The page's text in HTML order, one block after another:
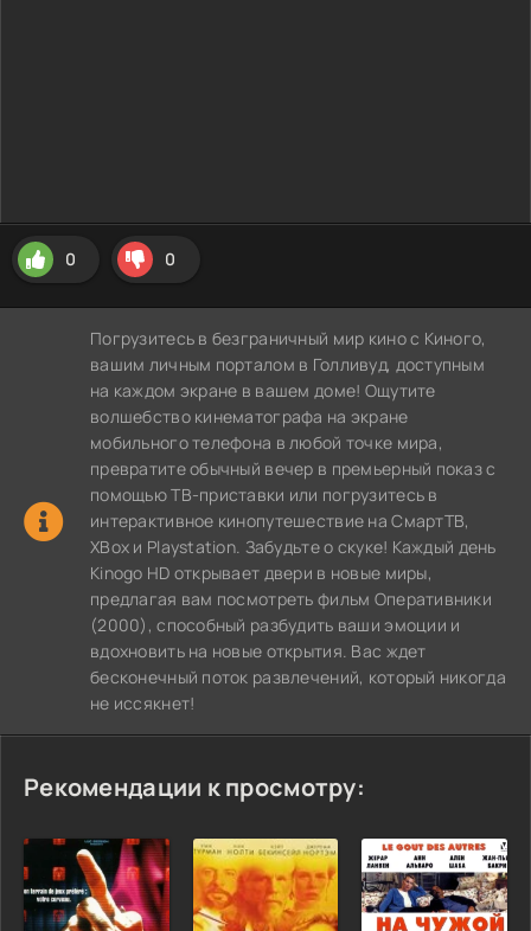
0 0
Погрузитесь в безграничный мир кино с Киного,
вашим личным порталом в Голливуд, доступным
на каждом экране в вашем доме! Ощутите
волшебство кинематографа на экране
мобильного телефона в любой точке мира,
превратите обычный вечер в премьерный показ с
помощью ТВ-приставки или погрузитесь в
интерактивное кинопутешествие на СмартТВ,
XBox и Playstation. Забудьте о скуке! Каждый день
Kinogo HD открывает двери в новые миры,
предлагая вам посмотреть фильм Оперативники
(2000), способный разбудить ваши эмоции и
вдохновить на новые открытия. Вас ждет
бесконечный поток развлечений, который никогда
не иссякнет!
Рекомендации к просмотру: